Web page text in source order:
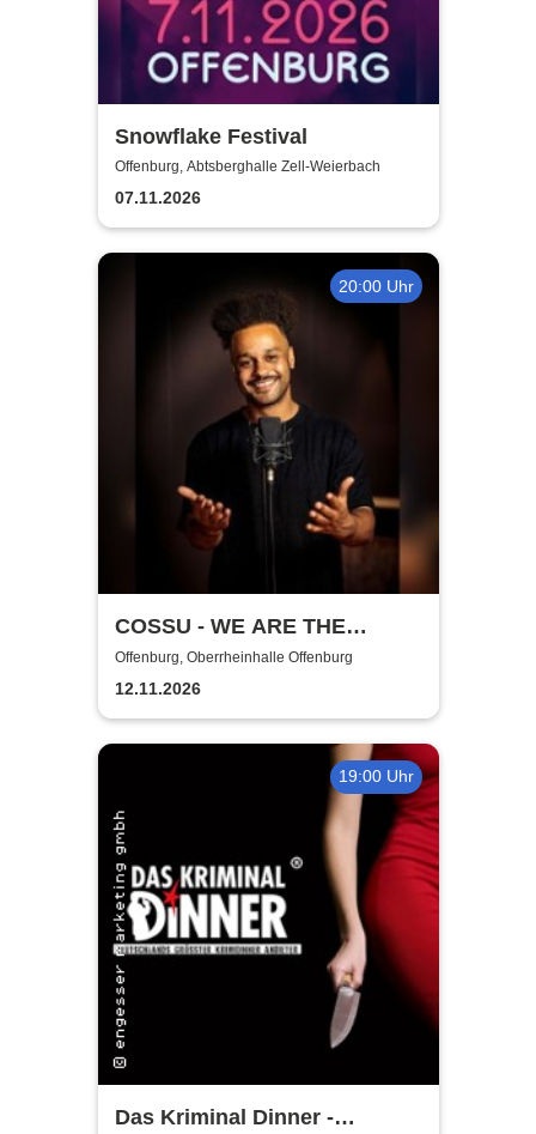
Snowflake Festival
Offenburg, Abtsberghalle Zell-Weierbach
07.11.2026
20:00 Uhr
COSSU - WE ARE THE
GERMANS - Stand-Up
Comedy
Offenburg, Oberrheinhalle Offenburg
12.11.2026
19:00 Uhr
Das Kriminal Dinner -